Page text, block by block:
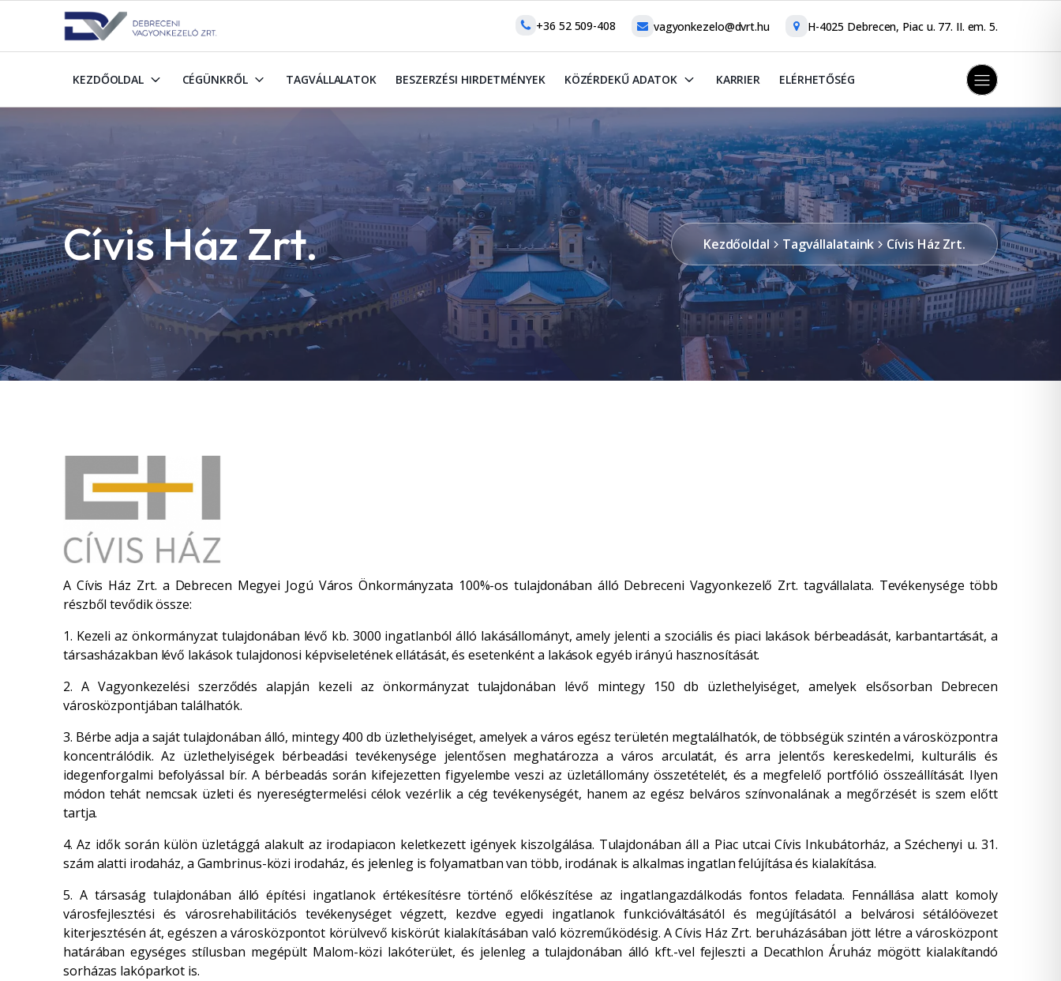
+36 52 509-408 vagyonkezelo@dvrt.hu H-4025 Debrecen, Piac u. 77. II. em. 5.
KEZDŐOLDAL CÉGÜNKRŐL TAGVÁLLALATOK BESZERZÉSI HIRDETMÉNYEK KÖZÉRDEKŰ ADATOK KARRIER ELÉRHETŐSÉG
Cívis Ház Zrt. Kezdőoldal Tagvállalataink Cívis Ház Zrt.
A Cívis Ház Zrt. a Debrecen Megyei Jogú Város Önkormányzata 100%-os tulajdonában álló Debreceni Vagyonkezelő Zrt. tagvállalata. Tevékenysége több
részből tevődik össze:
1. Kezeli az önkormányzat tulajdonában lévő kb. 3000 ingatlanból álló lakásállományt, amely jelenti a szociális és piaci lakások bérbeadását, karbantartását, a
társasházakban lévő lakások tulajdonosi képviseletének ellátását, és esetenként a lakások egyéb irányú hasznosítását.
2. A Vagyonkezelési szerződés alapján kezeli az önkormányzat tulajdonában lévő mintegy 150 db üzlethelyiséget, amelyek elsősorban Debrecen
városközpontjában találhatók.
3. Bérbe adja a saját tulajdonában álló, mintegy 400 db üzlethelyiséget, amelyek a város egész területén megtalálhatók, de többségük szintén a városközpontra
koncentrálódik. Az üzlethelyiségek bérbeadási tevékenysége jelentősen meghatározza a város arculatát, és arra jelentős kereskedelmi, kulturális és
idegenforgalmi befolyással bír. A bérbeadás során kifejezetten figyelembe veszi az üzletállomány összetételét, és a megfelelő portfólió összeállítását. Ilyen
módon tehát nemcsak üzleti és nyereségtermelési célok vezérlik a cég tevékenységét, hanem az egész belváros színvonalának a megőrzését is szem előtt
tartja.
4. Az idők során külön üzletággá alakult az irodapiacon keletkezett igények kiszolgálása. Tulajdonában áll a Piac utcai Cívis Inkubátorház, a Széchenyi u. 31.
szám alatti irodaház, a Gambrinus-közi irodaház, és jelenleg is folyamatban van több, irodának is alkalmas ingatlan felújítása és kialakítása.
5. A társaság tulajdonában álló építési ingatlanok értékesítésre történő előkészítése az ingatlangazdálkodás fontos feladata. Fennállása alatt komoly
városfejlesztési és városrehabilitációs tevékenységet végzett, kezdve egyedi ingatlanok funkcióváltásától és megújításától a belvárosi sétálóövezet
kiterjesztésén át, egészen a városközpontot körülvevő kiskörút kialakításában való közreműködésig. A Cívis Ház Zrt. beruházásában jött létre a városközpont
határában egységes stílusban megépült Malom-közi lakóterület, és jelenleg a tulajdonában álló kft.-vel fejleszti a Decathlon Áruház mögött kialakítandó
sorházas lakóparkot is.